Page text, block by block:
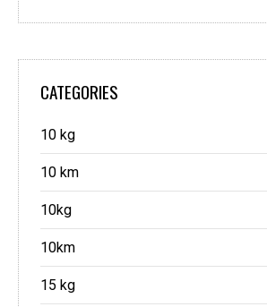
CATEGORIES
10 kg
10 km
10kg
10km
15 kg